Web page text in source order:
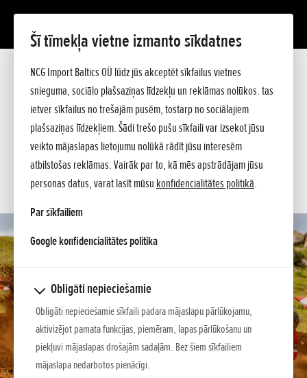
Šī tīmekļa vietne izmanto sīkdatnes
NCG Import Baltics OÜ lūdz jūs akceptēt sīkfailus vietnes
snieguma, sociālo plašsaziņas līdzekļu un reklāmas nolūkos. tas
ietver sīkfailus no trešajām pusēm, tostarp no sociālajiem
plašsaziņas līdzekļiem. Šādi trešo pušu sīkfaili var izsekot jūsu
veikto mājaslapas lietojumu nolūkā rādīt jūsu interesēm
atbilstošas reklāmas. Vairāk par to, kā mēs apstrādājam jūsu
personas datus, varat lasīt mūsu konfidencialitātes politikā.
Par sīkfailiem
Google konfidencialitātes politikaopens in a new tab
Obligāti nepieciešamie
Obligāti nepieciešamie sīkfaili padara mājaslapu pārlūkojamu,
aktivizējot pamata funkcijas, piemēram, lapas pārlūkošanu un
piekļuvi mājaslapas drošajām sadaļām. Bez šiem sīkfailiem
mājaslapa nedarbotos pienācīgi.
2026 CRF450R
Prezentācija
Tehniskie dati
Cenrādis
Jautājiet sīkāku informāciju
PIEDĀVĀJUMS
SERVISA LAIKS
KONTAKTI